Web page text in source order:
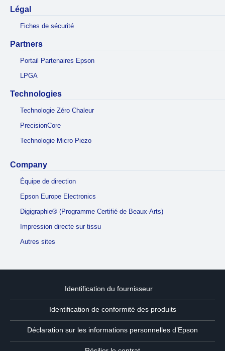
Légal
Fiches de sécurité
Partners
Portail Partenaires Epson
LPGA
Technologies
Technologie Zéro Chaleur
PrecisionCore
Technologie Micro Piezo
Company
Équipe de direction
Epson Europe Electronics
Digigraphie® (Programme Certifié de Beaux-Arts)
Impression directe sur tissu
Autres sites
Identification du fournisseur
Identification de conformité des produits
Déclaration sur les informations personnelles d’Epson